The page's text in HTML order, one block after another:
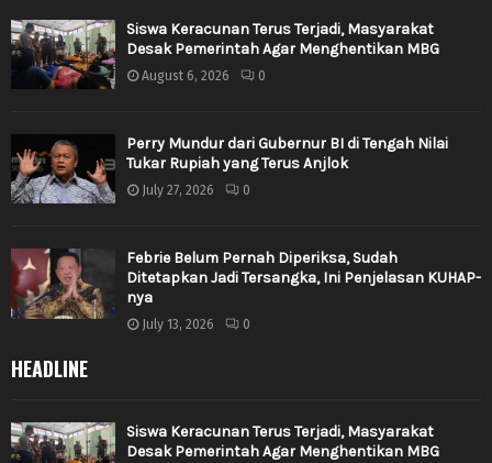
Siswa Keracunan Terus Terjadi, Masyarakat
Desak Pemerintah Agar Menghentikan MBG
August 6, 2026 0
Perry Mundur dari Gubernur BI di Tengah Nilai
Tukar Rupiah yang Terus Anjlok
July 27, 2026 0
Febrie Belum Pernah Diperiksa, Sudah
Ditetapkan Jadi Tersangka, Ini Penjelasan KUHAP-
nya
July 13, 2026 0
HEADLINE
Siswa Keracunan Terus Terjadi, Masyarakat
Desak Pemerintah Agar Menghentikan MBG